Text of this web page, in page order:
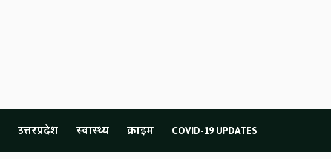
उत्तरप्रदेश स्वास्थ्य क्राइम COVID-19 UPDATES